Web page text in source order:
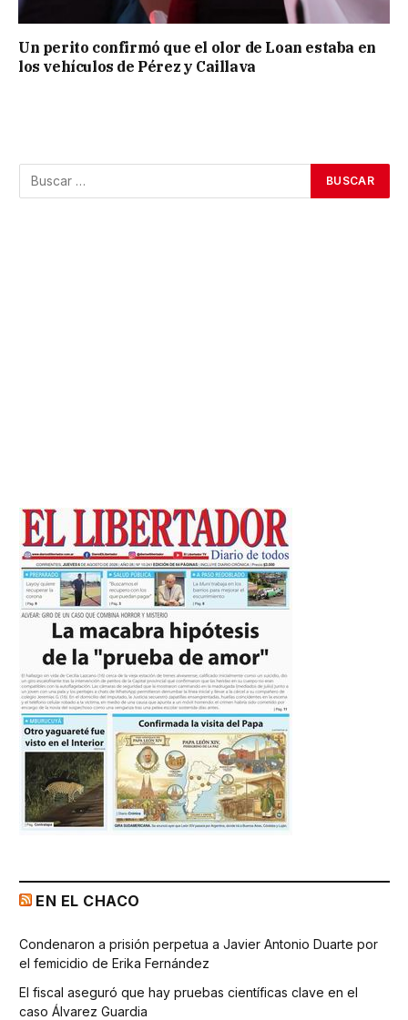
Un perito confirmó que el olor de Loan estaba en
los vehículos de Pérez y Caillava
EN EL CHACO
Condenaron a prisión perpetua a Javier Antonio Duarte por
el femicidio de Erika Fernández
El fiscal aseguró que hay pruebas científicas clave en el
caso Álvarez Guardia